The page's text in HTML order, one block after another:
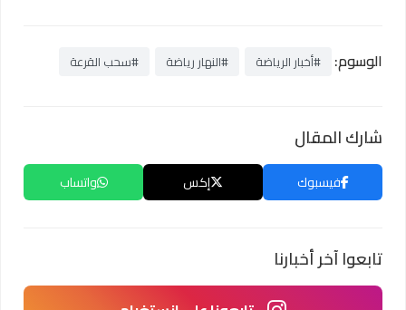
الوسوم: #أخبار الرياضة #النهار رياضة #سحب القرعة
شارك المقال
فيسبوك إكس واتساب
تابعوا آخر أخبارنا